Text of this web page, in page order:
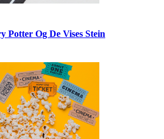
Potter Og De Vises Stein